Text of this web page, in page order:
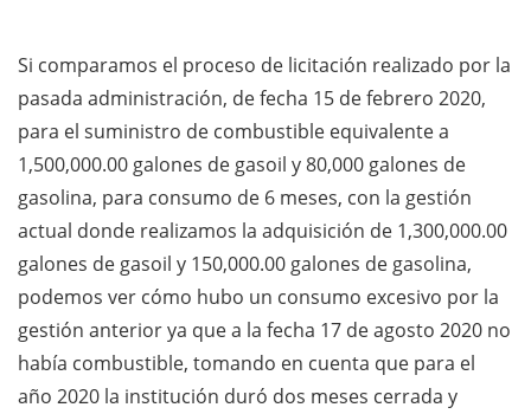
Si comparamos el proceso de licitación realizado por la
pasada administración, de fecha 15 de febrero 2020,
para el suministro de combustible equivalente a
1,500,000.00 galones de gasoil y 80,000 galones de
gasolina, para consumo de 6 meses, con la gestión
actual donde realizamos la adquisición de 1,300,000.00
galones de gasoil y 150,000.00 galones de gasolina,
podemos ver cómo hubo un consumo excesivo por la
gestión anterior ya que a la fecha 17 de agosto 2020 no
había combustible, tomando en cuenta que para el
año 2020 la institución duró dos meses cerrada y